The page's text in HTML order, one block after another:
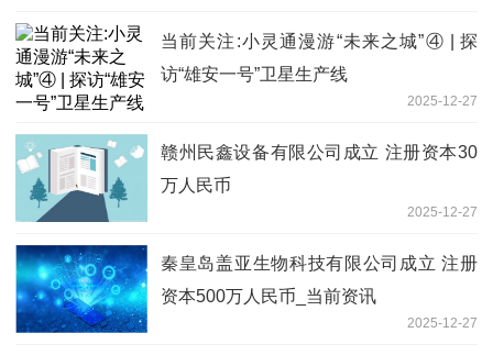
当前关注:小灵通漫游“未来之城”④ | 探
访“雄安一号”卫星生产线
2025-12-27
赣州民鑫设备有限公司成立 注册资本30
万人民币
2025-12-27
秦皇岛盖亚生物科技有限公司成立 注册
资本500万人民币_当前资讯
2025-12-27